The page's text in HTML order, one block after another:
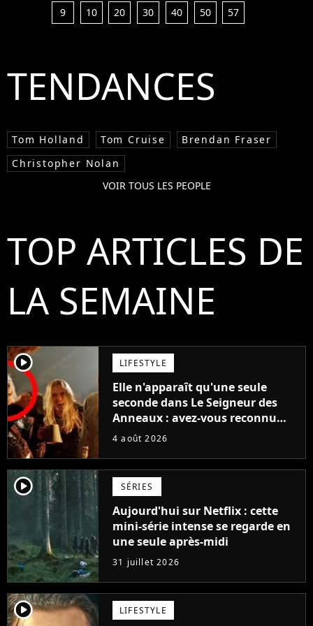
9
10 20 30 40 50 57
TENDANCES
Tom Holland Tom Cruise
Brendan Fraser
Christopher Nolan
VOIR TOUS LES PEOPLE
TOP ARTICLES DE
LA SEMAINE
player2 LIFESTYLE
Elle n'apparaît qu'une seule
seconde dans Le Seigneur des
Anneaux : avez-vous reconnu
cette légende du cinéma dans la
4 août 2026
player2 SÉRIES
Aujourd'hui sur Netflix : cette
mini-série intense se regarde en
une seule après-midi
31 juillet 2026
player2 LIFESTYLE